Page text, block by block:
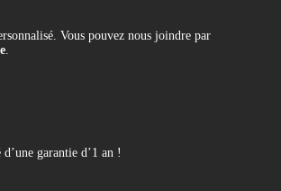
Vous pouvez nous joindre par
.
garantie d’1 an !